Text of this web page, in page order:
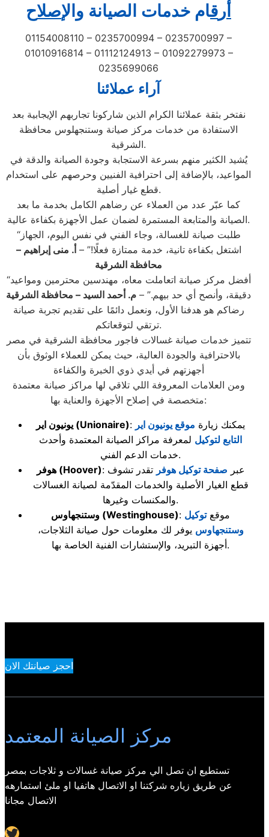
أر قام خدمات الصيانة و الإصلاح
01154008110 – 0235700994 – 0235700997 –
01010916814 – 01112124913 – 01092279973 –
0235699066
آراء عملائنا
نفتخر بثقة عملائنا الكرام الذين شاركونا تجاربهم الإيجابية بعد
الاستفادة من خدمات مركز صيانة وستنجهلوس محافظة
الشرقية.
يُشيد الكثير منهم بسرعة الاستجابة وجودة الصيانة والدقة في
المواعيد، بالإضافة إلى احترافية الفنيين وحرصهم على استخدام
قطع غيار أصلية.
كما عبّر عدد من العملاء عن رضاهم الكامل بخدمة ما بعد
الصيانة والمتابعة المستمرة لضمان عمل الأجهزة بكفاءة عالية.
“طلبت صيانة للغسالة، وجاء الفني في نفس اليوم، الجهاز
اشتغل بكفاءة تانية، خدمة ممتازة فعلًا!” – أ. منى إبراهيم –
محافظة الشرقية
“أفضل مركز صيانة اتعاملت معاه، مهندسين محترمين ومواعيد
دقيقة، وأنصح أي حد بيهم.” – م. أحمد السيد – محافظة الشرقية
رضاكم هو هدفنا الأول، ونعمل دائمًا على تقديم تجربة صيانة
ترتقي لتوقعاتكم.
تتميز خدمات صيانة غسالات فاجور محافظة الشرقية في مصر
بالاحترافية والجودة العالية، حيث يمكن للعملاء الوثوق بأن
أجهزتهم في أيدي ذوي الخبرة والكفاءة
ومن العلامات المعروفة اللي تلاقي لها مراكز صيانة معتمدة
متخصصة في إصلاح الأجهزة والعناية بها:
يونيون اير (Unionaire) : يمكنك زيارة موقع يونيون اير
التابع لتوكيل لمعرفة مراكز الصيانة المعتمدة وأحدث
خدمات الدعم الفني.
هوفر(Hoover) : عبر صفحة توكيل هوفر تقدر تشوف
قطع الغيار الأصلية والخدمات المقدّمة لصيانة الغسالات
والمكنسات وغيرها.
وستنجهاوس (Westinghouse) : موقعتوكيل
وستنجهاوس يوفر لك معلومات حول صيانة الثلاجات،
أجهزة التبريد، والإستشارات الفنية الخاصة بها.
احجز صيانتك الان
مركز الصيانة المعتمد
تستطيع ان تصل الي مركز صيانة غسالات و ثلاجات بمصر
عن طريق زياره شركتنا او الاتصال هاتفيا او ملئ استمارهه
الاتصال مجانا
Twitter